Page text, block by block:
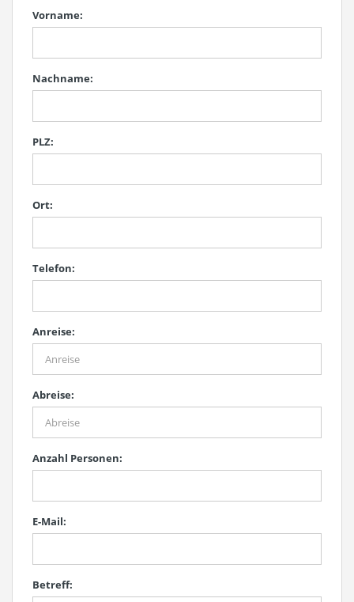
Vorname:
Nachname:
PLZ:
Ort:
Telefon:
Anreise:
Abreise:
Anzahl Personen:
E-Mail:
Betreff: